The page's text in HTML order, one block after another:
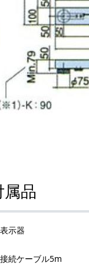
属品
示器
続ケーブル5m